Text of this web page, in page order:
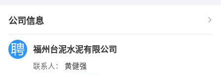
公司信息
福州台泥水泥有限公司
联系人： 黄健强